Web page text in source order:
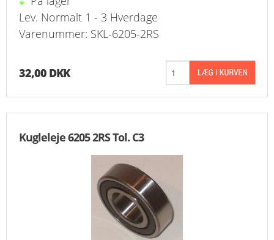
Lev. Normalt 1 - 3 Hverdage
Varenummer: SKL-6205-2RS
32,00 DKK
Kugleleje 6205 2RS Tol. C3